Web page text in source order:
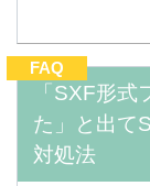
FAQ
「SXF形
た」と出て
対処法